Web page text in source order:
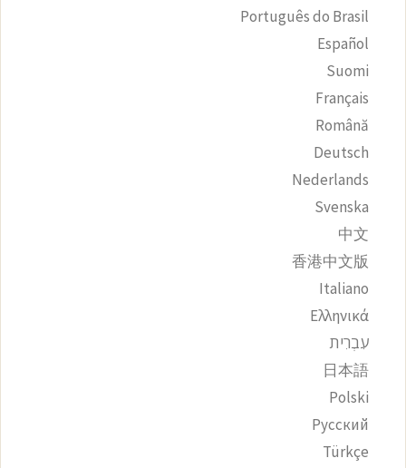
Português do Brasil
Español
Suomi
Français
Română
Deutsch
Nederlands
Svenska
中文
香港中文版
Italiano
Ελληνικά
עִבְרִית
日本語
Polski
Русский
Türkçe